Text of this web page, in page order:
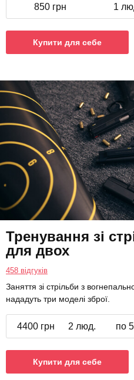
850 грн 1
Купити для себе
Тренування зі
для двох
458 відгуків
Заняття зі стрільби з
нададуть три моделі зброї.
4400 грн 2 люд. по
Купити для себе